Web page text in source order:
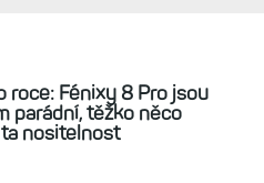
roce: Fénixy 8 Pro jsou
parádní, těžko něco
nositelnost